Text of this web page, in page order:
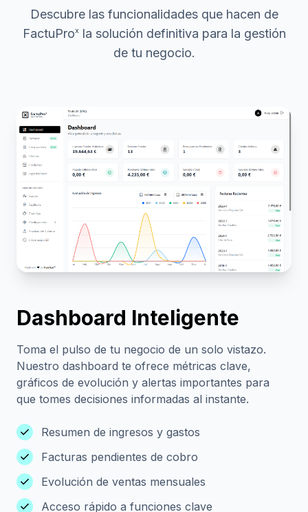
Descubre las funcionalidades que hacen de
FactuProxla solución definitiva para la gestión
de tu negocio.
Dashboard Inteligente
Toma el pulso de tu negocio de un solo vistazo.
Nuestro dashboard te ofrece métricas clave,
gráficos de evolución y alertas importantes para
que tomes decisiones informadas al instante.
check Resumen de ingresos y gastos
check Facturas pendientes de cobro
check Evolución de ventas mensuales
check Acceso rápido a funciones clave